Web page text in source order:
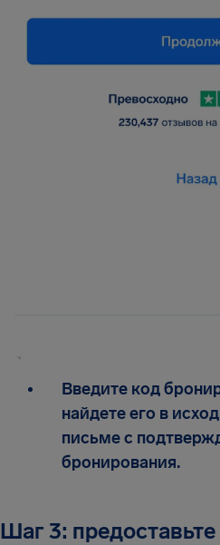
Введите код
найдете его в
письме с
бронирования.
Шаг 3: предоставьте